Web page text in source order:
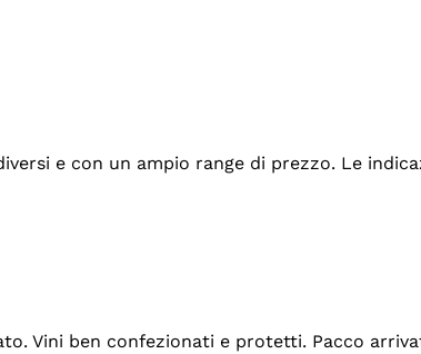
e con un ampio range di prezzo. Le
Vini ben confezionati e protetti. Pacco